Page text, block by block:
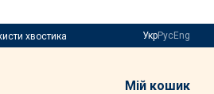
хвостика
УкрРусEng
Мій кошик